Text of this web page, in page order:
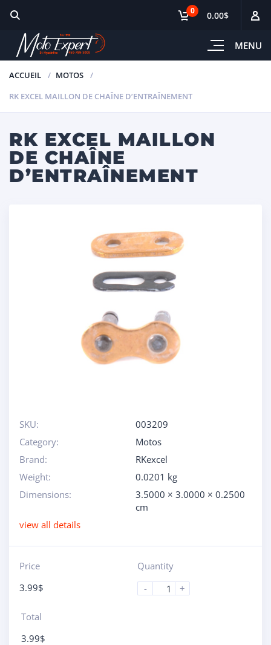
MENU
0 0.00$
ACCUEIL
MOTOS
RK EXCEL MAILLON DE CHAÎNE D’ENTRAÎNEMENT
RK EXCEL MAILLON
DE CHAÎNE
D’ENTRAÎNEMENT
SKU:
003209
Category:
Motos
Brand:
RKexcel
Weight:
0.0201 kg
Dimensions:
3.5000 × 3.0000 × 0.2500
cm
view all details
Price
3.99$
Quantity
-
+
Total
3.99$